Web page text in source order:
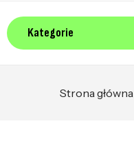
Kategorie
Strona główna